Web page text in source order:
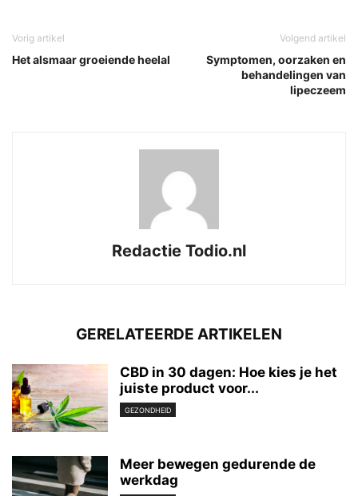
Vorig artikel
Het alsmaar groeiende heelal
Volgend artikel
Symptomen, oorzaken en
behandelingen van
lipeczeem
Redactie Todio.nl
GERELATEERDE ARTIKELEN
CBD in 30 dagen: Hoe kies je het
juiste product voor...
GEZONDHEID
Meer bewegen gedurende de
werkdag